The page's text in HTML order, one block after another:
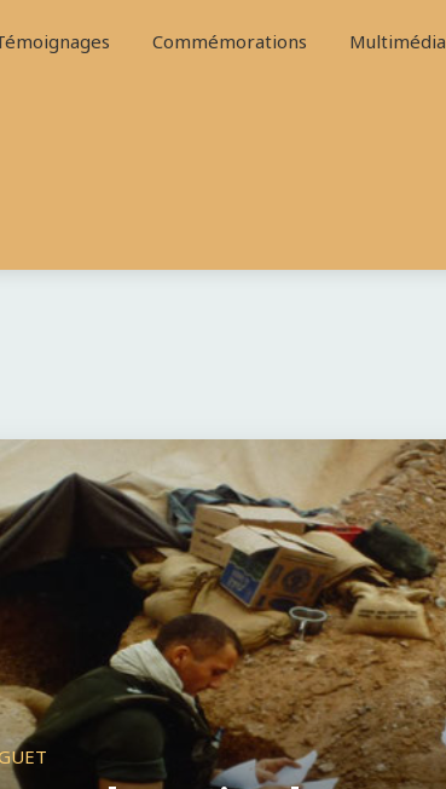
Commémorations Multimédia